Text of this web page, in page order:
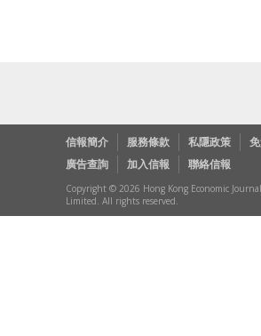
信報簡介 服務條款 私隱政策
廣告查詢
加入信報 聯絡信報
Copyright © 2026 Hong Kong Economic
Limited. All rights reserved.